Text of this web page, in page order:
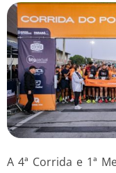
A 4ª Corrida e 1ª